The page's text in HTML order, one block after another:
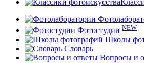
Фотостудии NEW
Школы
Словарь
Вопросы и